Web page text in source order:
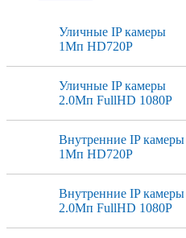
Уличные IP камеры
1Мп HD720P
Уличные IP камеры
2.0Мп FullHD 1080P
Внутренние IP камеры
1Мп HD720P
Внутренние IP камеры
2.0Мп FullHD 1080P